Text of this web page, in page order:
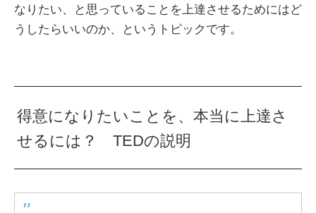
なりたい、と思っていることを上達させるためにはど
うしたらいいのか、というトピックです。
得意になりたいことを、本当に上達さ
せるには？ TEDの説明